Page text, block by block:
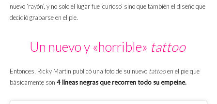
nuevo ‘rayón’, y no solo el lugar fue ‘curioso’ sino que también el diseño que
decidió grabarse en el pie.
Un nuevo y «horrible» tattoo
Entonces, Ricky Martin publicó una foto de su nuevo tattooen el pie que
básicamente son 4 líneas negras que recorren todo su empeine.